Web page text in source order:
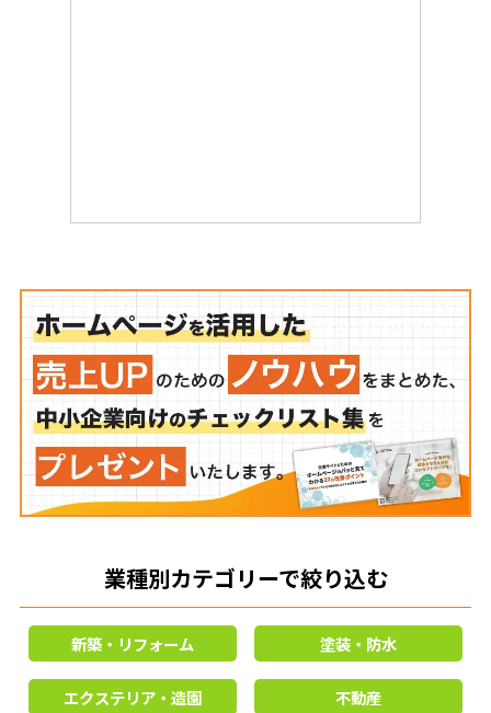
業種別カテゴリーで絞り込む
新築・リフォーム 塗装・防水
エクステリア・造園 不動産